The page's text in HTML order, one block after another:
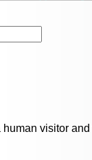
visitor